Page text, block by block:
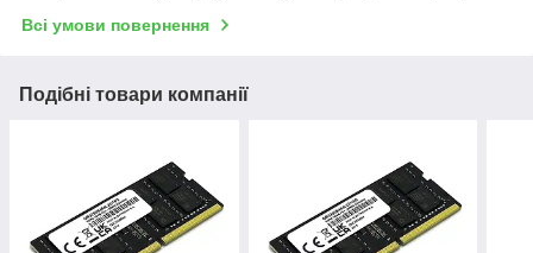
Всі умови повернення
Подібні товари компанії